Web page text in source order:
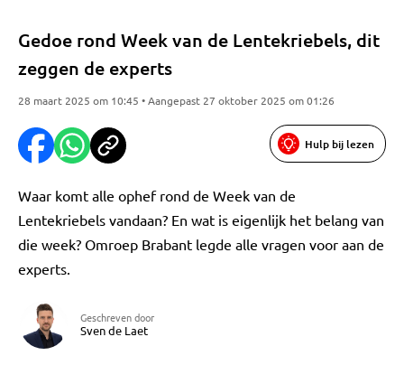
Gedoe rond Week van de Lentekriebels, dit
zeggen de experts
28 maart 2025 om 10:45 • Aangepast 27 oktober 2025 om 01:26
Hulp bij lezen
Waar komt alle ophef rond de Week van de
Lentekriebels vandaan? En wat is eigenlijk het belang van
die week? Omroep Brabant legde alle vragen voor aan de
experts.
Geschreven door
Sven de Laet